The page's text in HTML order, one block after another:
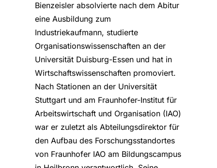
Bienzeisler absolvierte nach dem Abitur
eine Ausbildung zum
Industriekaufmann, studierte
Organisationswissenschaften an der
Universität Duisburg-Essen und hat in
Wirtschaftswissenschaften promoviert.
Nach Stationen an der Universität
Stuttgart und am Fraunhofer-Institut für
Arbeitswirtschaft und Organisation (IAO)
war er zuletzt als Abteilungsdirektor für
den Aufbau des Forschungsstandortes
von Fraunhofer IAO am Bildungscampus